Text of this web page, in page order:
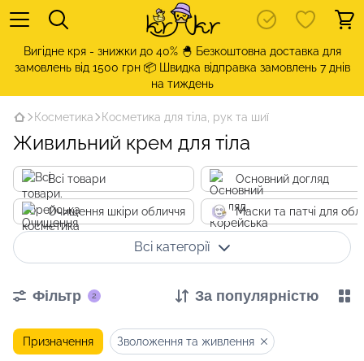
Вигідне кря - знижки до 40% 🐣 Безкоштовна доставка для
замовлень від 1500 грн 📦 Швидка відправка замовлень 7 днів
на тиждень
Косметика Косметика для тіла, рук та шиї
Живильний крем для тіла
Всі товари
Очищення шкіри обличчя
Основний догляд
Маски та патчі для
Всі категорії
Фільтр 2 За популярністю
Призначення Зволоження та живлення